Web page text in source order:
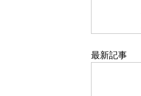
最新記事